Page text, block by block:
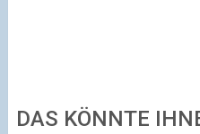
DAS KÖNNTE